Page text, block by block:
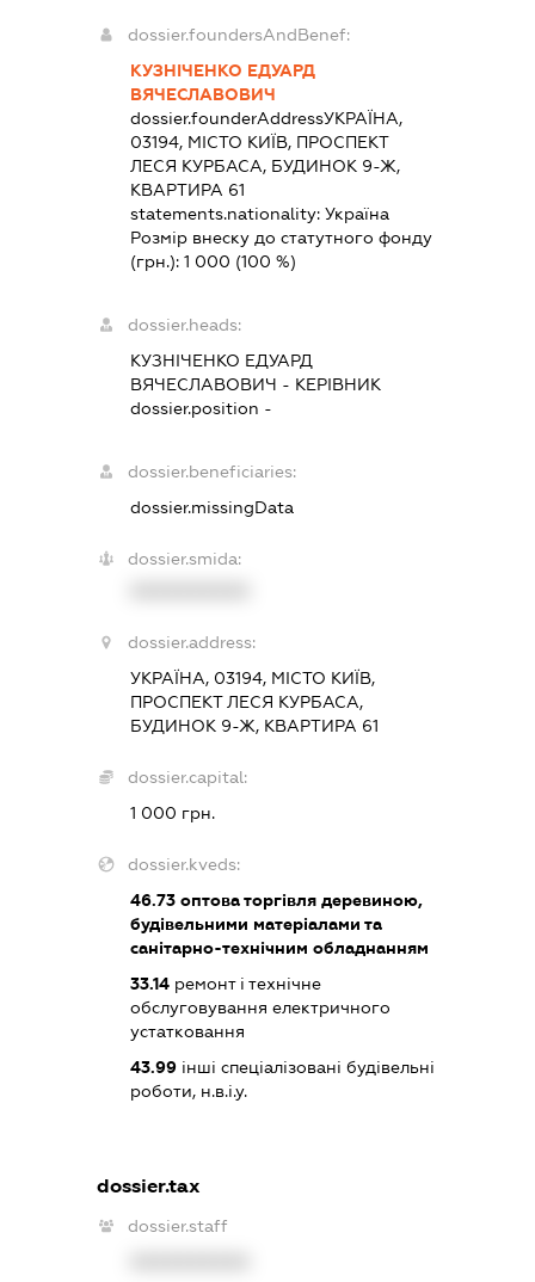
dossier.foundersAndBenef:
КУЗНІЧЕНКО ЕДУАРД
ВЯЧЕСЛАВОВИЧ
dossier.founderAddressУКРАЇНА,
03194, МІСТО КИЇВ, ПРОСПЕКТ
ЛЕСЯ КУРБАСА, БУДИНОК 9-Ж,
КВАРТИРА 61
statements.nationality: Україна
Розмір внеску до статутного фонду
(грн.): 1 000 (100 %)
dossier.heads:
КУЗНІЧЕНКО ЕДУАРД
ВЯЧЕСЛАВОВИЧ - КЕРІВНИК
dossier.position -
dossier.beneficiaries:
dossier.missingData
dossier.smida:
dossier.address:
УКРАЇНА, 03194, МІСТО КИЇВ,
ПРОСПЕКТ ЛЕСЯ КУРБАСА,
БУДИНОК 9-Ж, КВАРТИРА 61
dossier.capital:
1 000 грн.
dossier.kveds:
46.73оптова торгівля деревиною,
будівельними матеріалами та
санітарно-технічним обладнанням
33.14ремонт і технічне
обслуговування електричного
устатковання
43.99інші спеціалізовані будівельні
роботи, н.в.і.у.
dossier.tax
dossier.staff